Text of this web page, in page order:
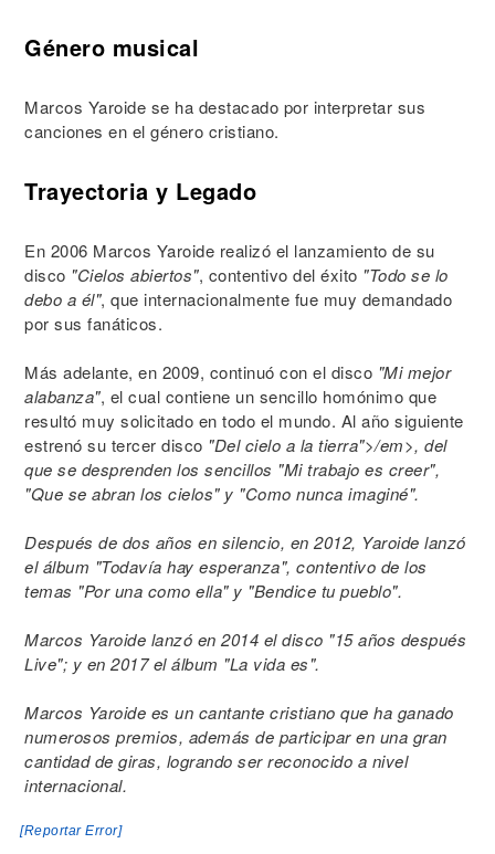
Género musical
Marcos Yaroide se ha destacado por interpretar sus
canciones en el género cristiano.
Trayectoria y Legado
En 2006 Marcos Yaroide realizó el lanzamiento de su
disco "Cielos abiertos", contentivo del éxito "Todo se lo
debo a él", que internacionalmente fue muy demandado
por sus fanáticos.
Más adelante, en 2009, continuó con el disco "Mi mejor
alabanza", el cual contiene un sencillo homónimo que
resultó muy solicitado en todo el mundo. Al año siguiente
estrenó su tercer disco "Del cielo a la tierra">/em>, del
que se desprenden los sencillos "Mi trabajo es creer",
"Que se abran los cielos"y "Como nunca imaginé".
Después de dos años en silencio, en 2012, Yaroide lanzó
el álbum "Todavía hay esperanza", contentivo de los
temas "Por una como ella"y "Bendice tu pueblo".
Marcos Yaroide lanzó en 2014 el disco "15 años después
Live"; y en 2017 el álbum "La vida es".
Marcos Yaroide es un cantante cristiano que ha ganado
numerosos premios, además de participar en una gran
cantidad de giras, logrando ser reconocido a nivel
internacional.
[Reportar Error]